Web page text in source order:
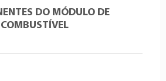
DO MÓDULO DE
COMBUSTÍVEL